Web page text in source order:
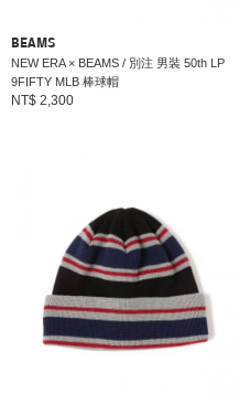
BEAMS
NEW ERA × BEAMS / 別注 男裝 50th LP
9FIFTY MLB 棒球帽
NT$ 2,300